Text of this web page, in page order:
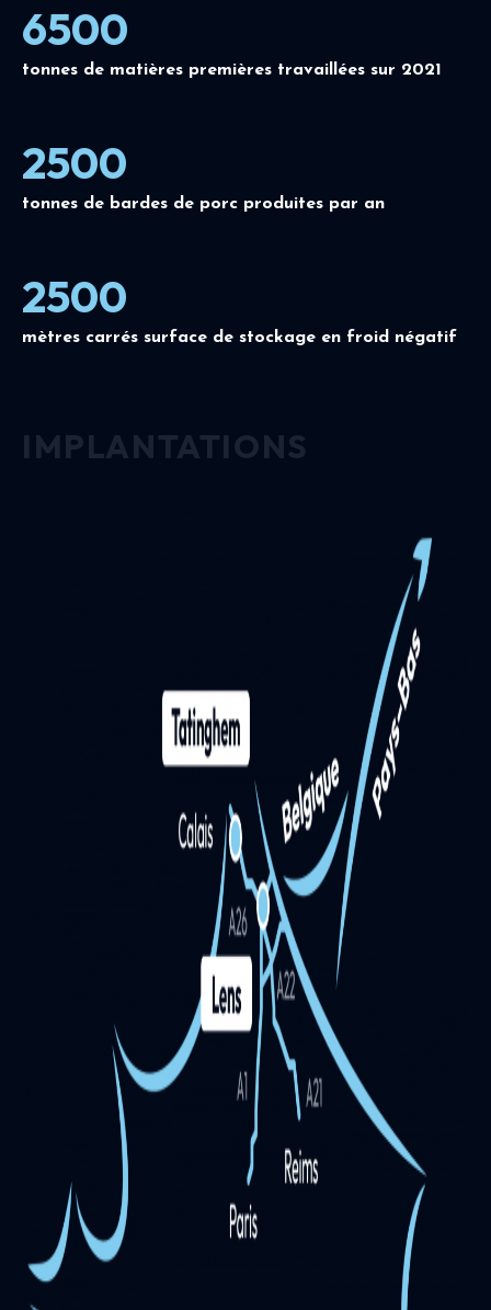
6500
tonnes de matières premières travaillées sur 2021
2500
tonnes de bardes de porc produites par an
2500
mètres carrés surface de stockage en froid négatif
IMPLANTATIONS